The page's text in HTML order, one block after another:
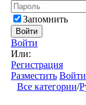
Запомнить
Войти
Войти
Или:
Регистрация
Разместить Войти
Все категории/